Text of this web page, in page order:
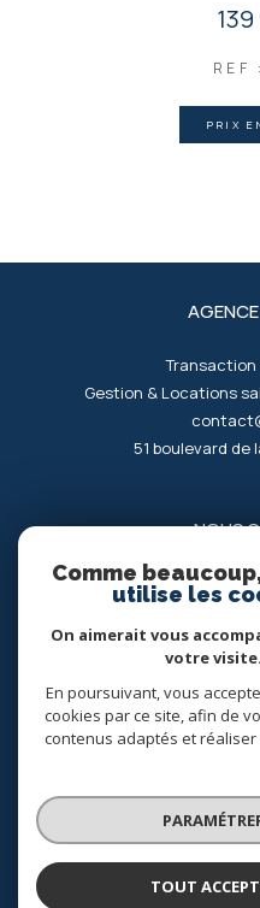
PRIX
Transaction
Gestion & Locations
51 boulevard de
NOUS
© 2026 | Tous droits
Comme
utilise les
On aimerait vous
votre visite.
En poursuivant, vous
cookies par ce site, afin de
contenus adaptés et
TOUT